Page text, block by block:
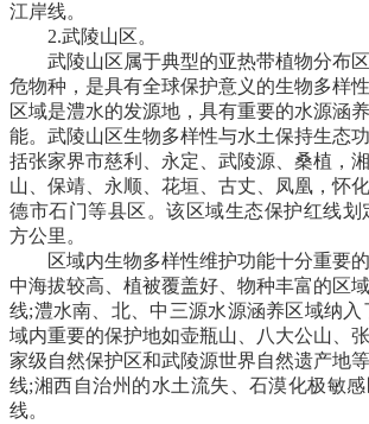
江岸线。
2.武陵山区。
武陵山区属于典型的亚热带植物分布区
危物种，是具有全球保护意义的生物多样
区域是澧水的发源地，具有重要的水源涵
能。武陵山区生物多样性与水土保持生态
括张家界市慈利、永定、武陵源、桑植，
山、保靖、永顺、花垣、古丈、凤凰，怀
德市石门等县区。该区域生态保护红线划
方公里。
区域内生物多样性维护功能十分重要的
中海拔较高、植被覆盖好、物种丰富的区
线;澧水南、北、中三源水源涵养区域纳入
域内重要的保护地如壶瓶山、八大公山、
家级自然保护区和武陵源世界自然遗产地
线;湘西自治州的水土流失、石漠化极敏
线。